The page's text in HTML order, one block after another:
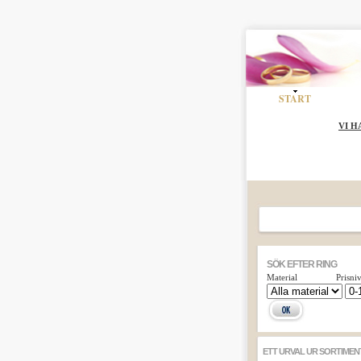
START
VI
SÖK EFTER RING
Material
ETT URVAL UR